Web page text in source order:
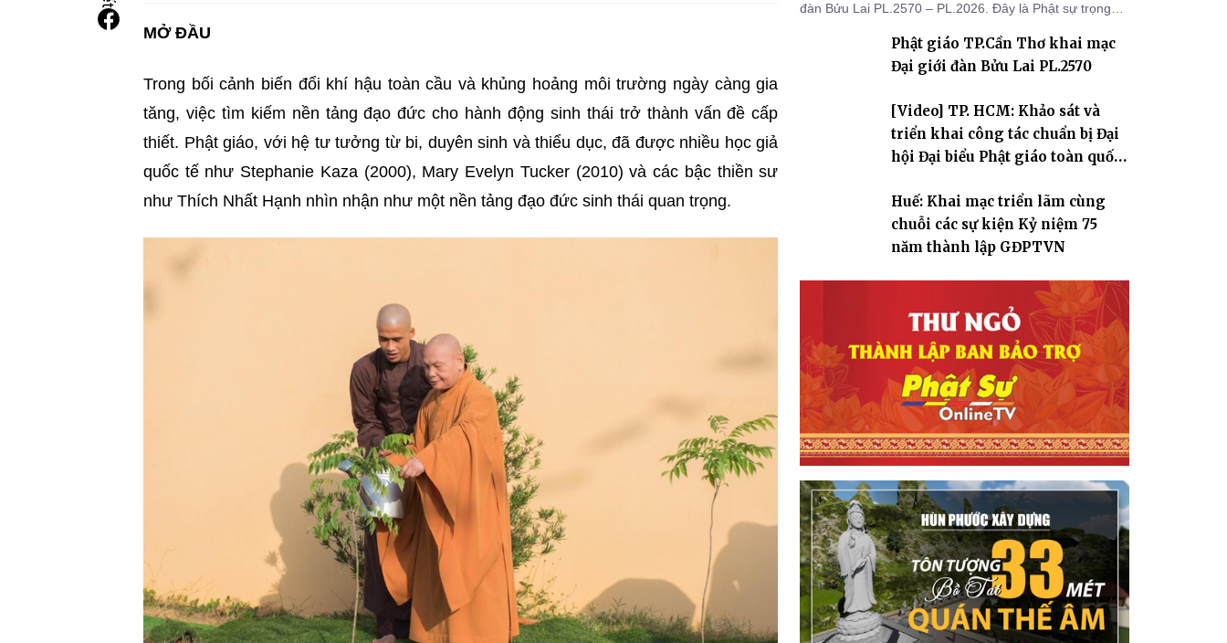
MỞ ĐẦU
Trong bối cảnh biến đổi khí hậu toàn cầu và khủng hoảng môi trường ngày càng gia
tăng, việc tìm kiếm nền tảng đạo đức cho hành động sinh thái trở thành vấn đề cấp
thiết. Phật giáo, với hệ tư tưởng từ bi, duyên sinh và thiểu dục, đã được nhiều học giả
quốc tế như Stephanie Kaza (2000), Mary Evelyn Tucker (2010) và các bậc thiền sư
như Thích Nhất Hạnh nhìn nhận như một nền tảng đạo đức sinh thái quan trọng.
đàn Bửu Lai PL.2570 – PL.2026. Đây là Phật sự trọng
của Đại hội Phật giáo thành phố lần thứ I, thể hiện sự
quan tâm đối với công tác truyền giới, đào tạo Tăng tài
Phật giáo TP.Cần Thơ khai mạc
Đại giới đàn Bửu Lai PL.2570
[Video] TP. HCM: Khảo sát và
triển khai công tác chuẩn bị Đại
hội Đại biểu Phật giáo toàn quốc
Huế: Khai mạc triển lãm cùng
chuỗi các sự kiện Kỷ niệm 75
năm thành lập GĐPTVN